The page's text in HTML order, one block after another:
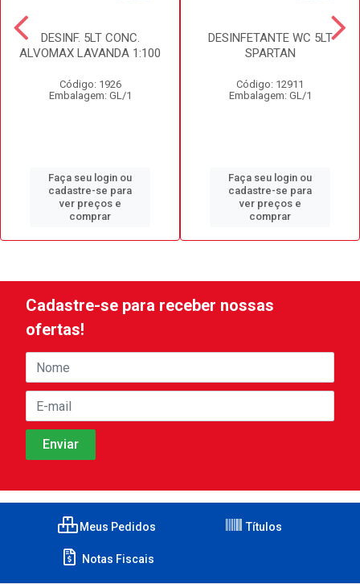
DESINF. 5LT CONC.
ALVOMAX LAVANDA 1:100
Código: 1926
Embalagem: GL/1
Faça seu login ou
cadastre-se para
ver preços e
comprar
DESINFETANTE WC 5LT
SPARTAN
Código: 12911
Embalagem: GL/1
Faça seu login ou
cadastre-se para
ver preços e
comprar
Cadastre-se para receber nossas
ofertas!
Meus Pedidos Títulos
Notas Fiscais